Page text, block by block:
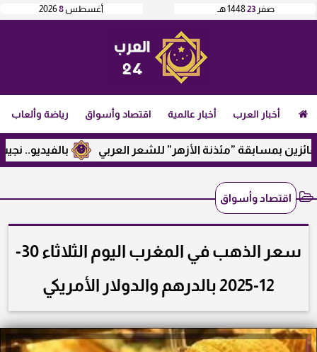
أغسطس8
2026 صفر 231448 هـ
أخبار العرب أخبار عالمية اقتصاد وأسواق رياضة وألعاب
بالفيديو.. نجيب ”مئذنة الأزهر” للشعر العربي
اقتصاد وأسواق
سعر الذهب في المغرب اليوم الثلاثاء 30-
12-2025 بالدرهم والدولار الأمريكي